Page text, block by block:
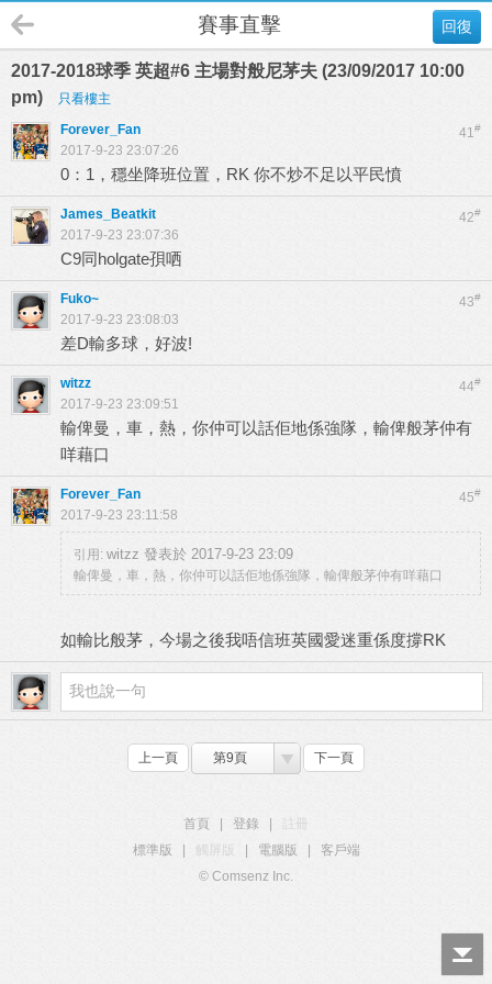
回復
賽事直擊
2017-2018球季 英超#6 主場對般尼茅夫 (23/09/2017 10:00
pm)
只看樓主
41#
Forever_Fan
2017-9-23 23:07:26
0：1，穩坐降班位置，RK 你不炒不足以平民憤
42#
James_Beatkit
2017-9-23 23:07:36
C9同holgate孭哂
43#
Fuko~
2017-9-23 23:08:03
差D輸多球，好波!
44#
witzz
2017-9-23 23:09:51
輸俾曼，車，熱，你仲可以話佢地係強隊，輸俾般茅仲有
咩藉口
45#
Forever_Fan
2017-9-23 23:11:58
引用: witzz 發表於 2017-9-23 23:09
輸俾曼，車，熱，你仲可以話佢地係強隊，輸俾般茅仲有咩藉口
如輸比般茅，今場之後我唔信班英國愛迷重係度撐RK
上一頁 第9頁 下一頁
首頁 登錄
標準版
觸屏版 電腦版
客戶端
© Comsenz Inc.